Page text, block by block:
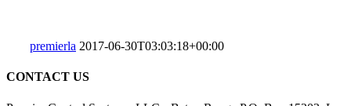
premierla 2017-06-30T03:03:18+00:00
CONTACT US